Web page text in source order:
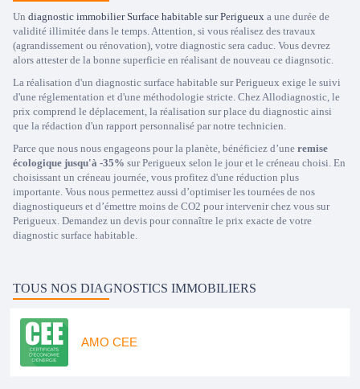
Un diagnostic immobilier Surface habitable sur Perigueux a une durée de
validité illimitée dans le temps. Attention, si vous réalisez des travaux
(agrandissement ou rénovation), votre diagnostic sera caduc. Vous devrez
alors attester de la bonne superficie en réalisant de nouveau ce diagnsotic.
La réalisation d'un diagnostic surface habitable sur Perigueux exige le suivi
d'une réglementation et d'une méthodologie stricte. Chez Allodiagnostic, le
prix comprend le déplacement, la réalisation sur place du diagnostic ainsi
que la rédaction d'un rapport personnalisé par notre technicien.
Parce que nous nous engageons pour la planète, bénéficiez d’une remise
écologique jusqu'à -35% sur Perigueux selon le jour et le créneau choisi. En
choisissant un créneau journée, vous profitez d'une réduction plus
importante. Vous nous permettez aussi d’optimiser les tournées de nos
diagnostiqueurs et d’émettre moins de CO2 pour intervenir chez vous sur
Perigueux. Demandez un devis pour connaître le prix exacte de votre
diagnostic surface habitable.
TOUS NOS DIAGNOSTICS IMMOBILIERS
AMO CEE